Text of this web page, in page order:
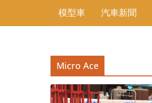
模型車 汽車新聞
Micro Ace